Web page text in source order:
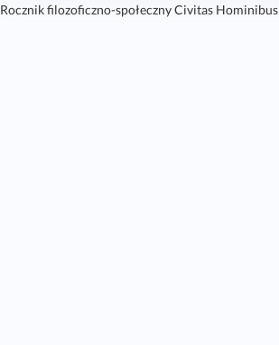
Rocznik filozoficzno-społeczny Civitas Hominibus